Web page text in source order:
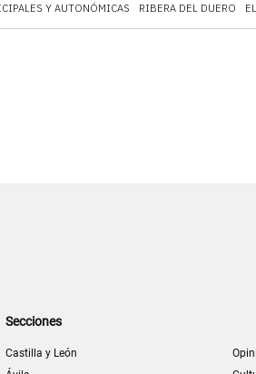
Y AUTONÓMICAS RIBERA DEL DUERO
Secciones
Castilla y León